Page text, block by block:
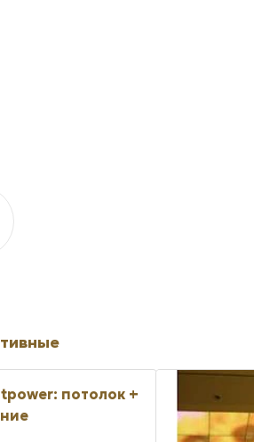
потолок +